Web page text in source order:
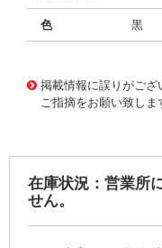
色 黒
掲載情報に誤りがござ
ご指摘をお願い致しま
在庫状況：営業所
せん。